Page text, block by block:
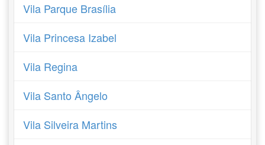
Vila Parque Brasília
Vila Princesa Izabel
Vila Regina
Vila Santo Ângelo
Vila Silveira Martins